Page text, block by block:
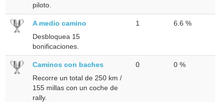
piloto.
A medio camino
Desbloquea 15
bonificaciones.
1 6.6 %
Caminos con baches
Recorre un total de 250 km /
155 millas con un coche de
rally.
0 0 %